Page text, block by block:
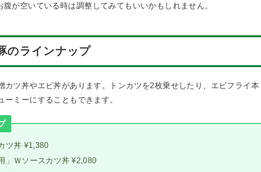
が空いている時は調整してみてもいいかもしれません。
のラインナップ
カツ丼やエビ丼があります。トンカツを2枚乗せしたり、エビフライ本
ミーにすることもできます。
ツ丼 ¥1,380
」Ｗソースカツ丼 ¥2,080